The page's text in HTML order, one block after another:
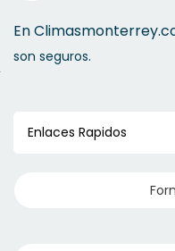
En
son seguros.
Enlaces Rapidos